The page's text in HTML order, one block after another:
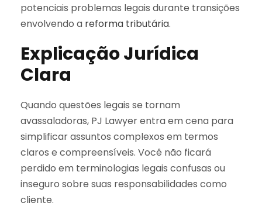
potenciais problemas legais durante transições
envolvendo a reforma tributária.
Explicação Jurídica
Clara
Quando questões legais se tornam
avassaladoras, PJ Lawyer entra em cena para
simplificar assuntos complexos em termos
claros e compreensíveis. Você não ficará
perdido em terminologias legais confusas ou
inseguro sobre suas responsabilidades como
cliente.